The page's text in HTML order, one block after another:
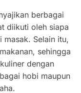
berbagai
diikuti oleh siapa
masak. Selain itu,
sehingga
dengan
hobi maupun